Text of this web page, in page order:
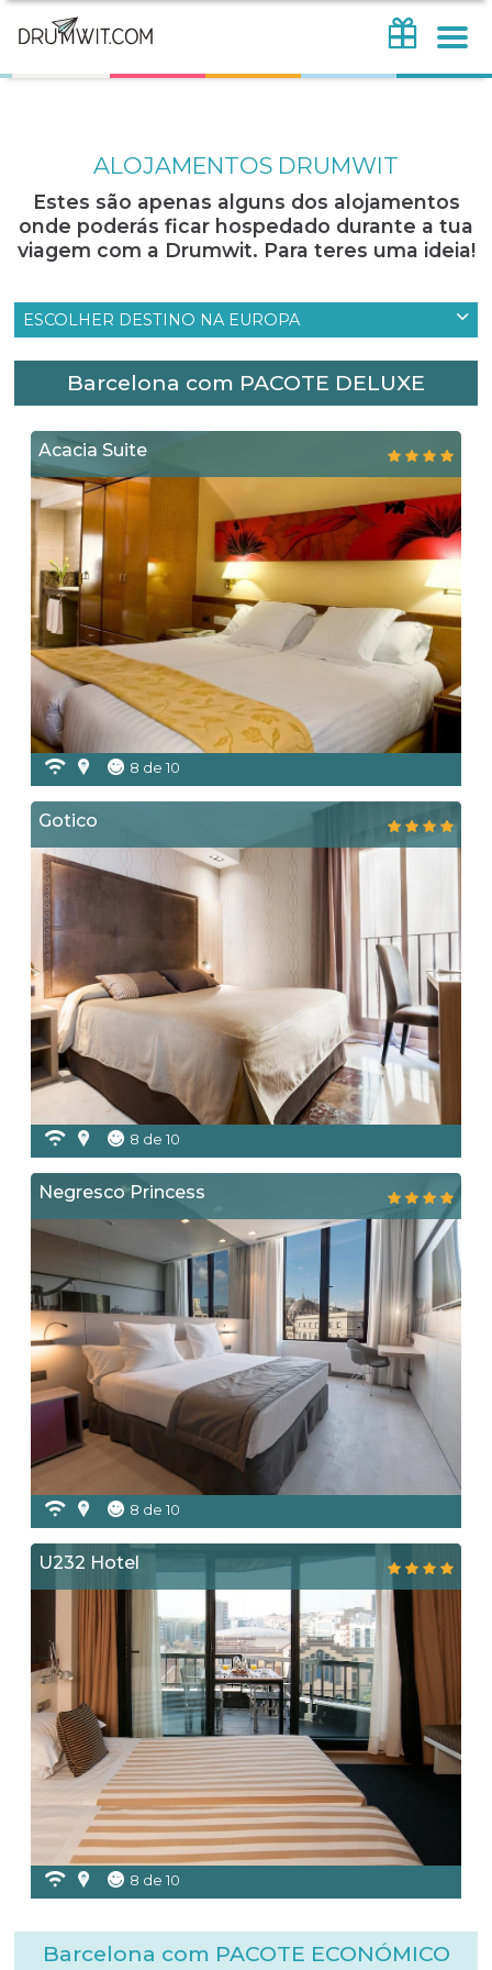
ALOJAMENTOS DRUMWIT
Estes são apenas alguns dos alojamentos
onde poderás ficar hospedado durante a tua
viagem com a Drumwit. Para teres uma ideia!
ESCOLHER DESTINO NA EUROPA
Barcelona com PACOTE DELUXE
Acacia Suite
8 de 10
Gotico
8 de 10
Negresco Princess
8 de 10
U232 Hotel
8 de 10
Barcelona com PACOTE ECONÓMICO